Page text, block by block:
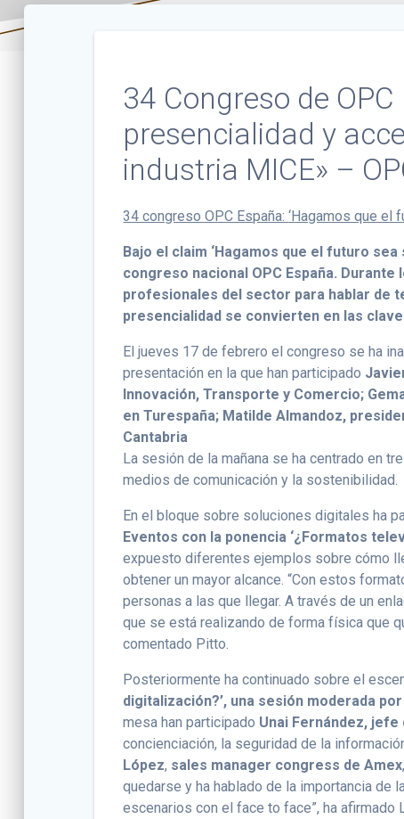
34 Congreso de
presencialidad y
industria MICE» –
34 congreso OPC España:‘Hagamos que el
Bajo el claim ‘Hagamos que el futuro
congreso nacional OPC España.
profesionales del sector para hablar de
presencialidad se convierten en las
El jueves 17 de febrero el congreso se ha
presentación en la que han participado
Innovación, Transporte y Comercio;
en Turespaña; Matilde Almandoz,
Cantabria
La sesión de la mañana se ha centrado en
medios de comunicación y la sostenibilidad.
En el bloque sobre soluciones digitales ha
Eventos con la ponencia ‘¿Formatos
expuesto diferentes ejemplos sobre cómo
obtener un mayor alcance. “Con estos
personas a las que llegar. A través de un
que se está realizando de forma física que
comentado Pitto.
Posteriormente ha continuado sobre el
digitalización?’, una sesión moderada
mesa han participado Unai Fernández,
concienciación, la seguridad de la
López, sales manager congress de Amex
quedarse y ha hablado de la importancia de
escenarios con el face to face”, ha afirmado